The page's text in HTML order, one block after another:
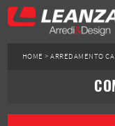
HOME >ARREDAMENTO